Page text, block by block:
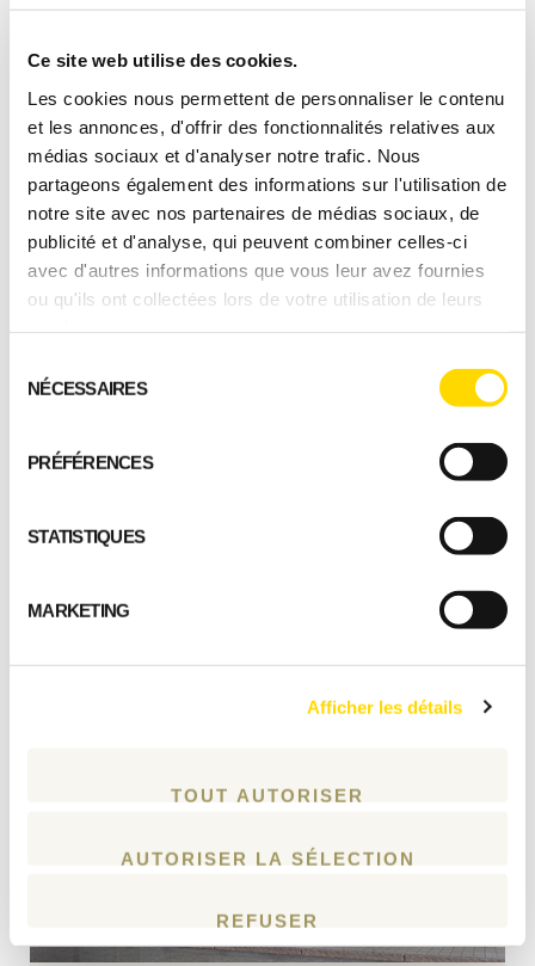
Ce site web utilise des cookies.
Les cookies nous permettent de personnaliser le contenu
et les annonces, d'offrir des fonctionnalités relatives aux
médias sociaux et d'analyser notre trafic. Nous
partageons également des informations sur l'utilisation de
notre site avec nos partenaires de médias sociaux, de
publicité et d'analyse, qui peuvent combiner celles-ci
avec d'autres informations que vous leur avez fournies
ou qu'ils ont collectées lors de votre utilisation de leurs
NÉCESSAIRES
PRÉFÉRENCES
STATISTIQUES
MARKETING
Afficher les détails
TOUT AUTORISER
AUTORISER LA SÉLECTION
REFUSER
Maisons en bois contemporaines ›
Maisons en bois contemporaines
›
Cottages et chalets en bois
votre maison en bois
COMMENCER